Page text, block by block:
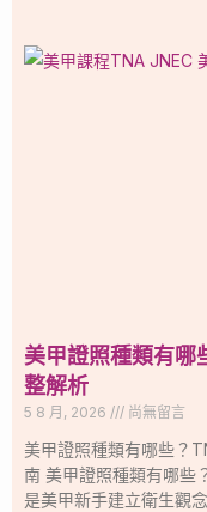
美甲證照種類有哪
整解析
5 8 月, 2026 尚無留言
美甲證照種類有哪些？
南 美甲證照種類有哪些
是美甲新手建立衛生觀